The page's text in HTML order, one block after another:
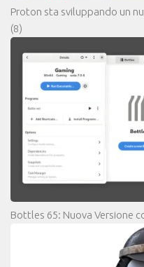
Proton sta sviluppando un
(8)
Bottles 65: Nuova Versione